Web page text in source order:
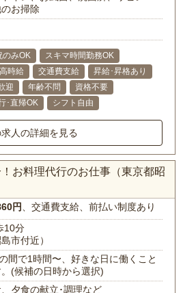
お掃除
のみOK
スキマ時間勤務OK
高時給 交通費支給
昇給･昇格あり
迎 年齢不問
資格不要
･直帰OK シフト自由
求人の詳細を見る
お料理代行のお仕事（東京都昭
円 、交通費支給、前払い制度あり
10分
市付近）
間で1時間〜、好きな日に働くこと
(候補の日時から選択)
夕食の献立･調理など